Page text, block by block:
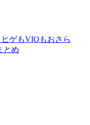
ヒゲもVIOもおさら
とめ